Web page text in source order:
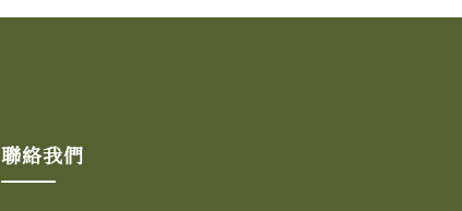
聯絡我們